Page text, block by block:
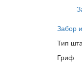
Забор
Тип
Гриф